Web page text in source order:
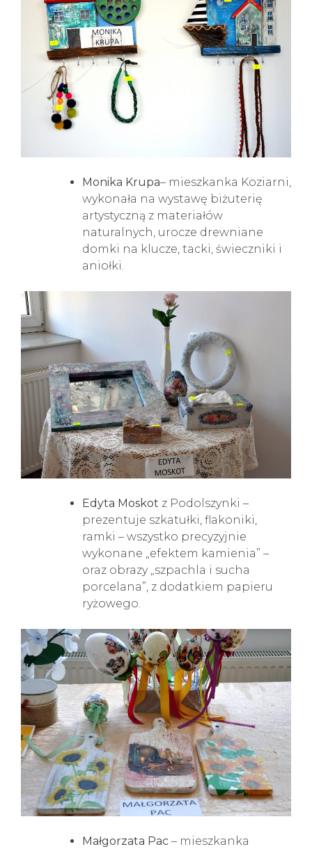
Monika Krupa– mieszkanka Koziarni,
wykonała na wystawę biżuterię
artystyczną z materiałów
naturalnych, urocze drewniane
domki na klucze, tacki, świeczniki i
aniołki.
Edyta Moskot z Podolszynki –
prezentuje szkatułki, flakoniki,
ramki – wszystko precyzyjnie
wykonane „efektem kamienia” –
oraz obrazy „szpachla i sucha
porcelana”, z dodatkiem papieru
ryżowego.
Małgorzata Pac – mieszkanka